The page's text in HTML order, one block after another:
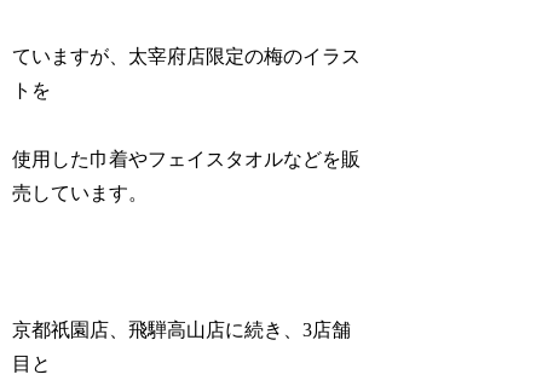
ていますが、太宰府店限定の梅のイラス
トを
使用した巾着やフェイスタオルなどを販
売しています。
京都祇園店、飛騨高山店に続き、3店舗
目と